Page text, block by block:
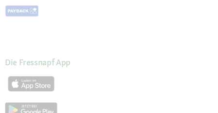
Die Fressnapf App